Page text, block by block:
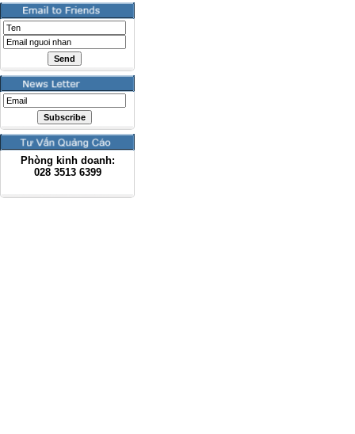
Phòng kinh doanh:
028 3513 6399